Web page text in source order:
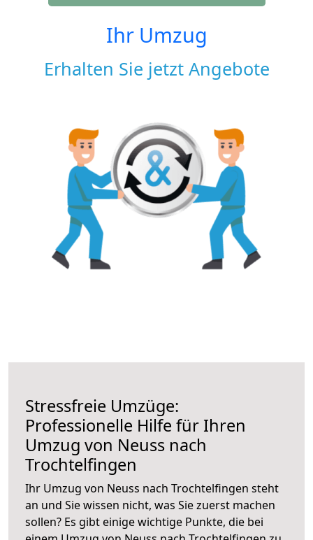
Ihr Umzug
Erhalten Sie jetzt Angebote
Stressfreie Umzüge:
Professionelle Hilfe für Ihren
Umzug von Neuss nach
Trochtelfingen
Ihr Umzug von Neuss nach Trochtelfingen steht
an und Sie wissen nicht, was Sie zuerst machen
sollen? Es gibt einige wichtige Punkte, die bei